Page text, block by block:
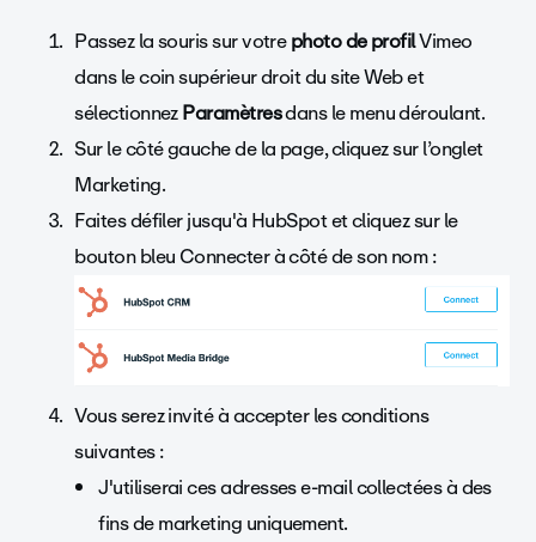
Passez la souris sur votrephoto de profilVimeo
dans le coin supérieur droit du site Web et
sélectionnezParamètresdans le menu déroulant.
Sur le côté gauche de la page, cliquez sur l’onglet
Marketing.
Faites défiler jusqu'à HubSpot et cliquez sur le
bouton bleu Connecter à côté de son nom :
Vous serez invité à accepter les conditions
suivantes :
J'utiliserai ces adresses e-mail collectées à des
fins de marketing uniquement.